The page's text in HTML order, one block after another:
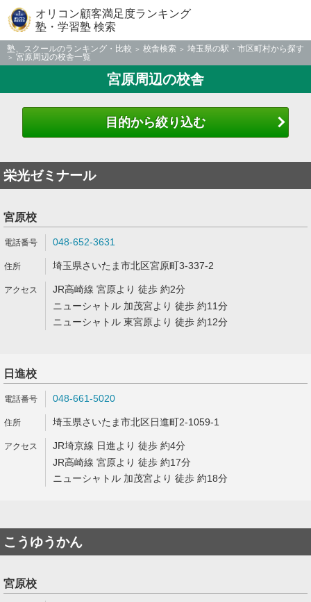
オリコン顧客満足度ランキング
塾・学習塾 検索
塾、スクールのランキング・比較 校舎検索
埼玉県の駅・市区町村から探す
宮原周辺の校舎一覧
宮原周辺の校舎
目的から絞り込む
栄光ゼミナール
宮原校
048-652-3631
埼玉県さいたま市北区宮原町3-337-2
JR高崎線 宮原より 徒歩 約2分
ニューシャトル 加茂宮より 徒歩 約11分
ニューシャトル 東宮原より 徒歩 約12分
日進校
048-661-5020
埼玉県さいたま市北区日進町2-1059-1
JR埼京線 日進より 徒歩 約4分
JR高崎線 宮原より 徒歩 約17分
ニューシャトル 加茂宮より 徒歩 約18分
こうゆうかん
宮原校